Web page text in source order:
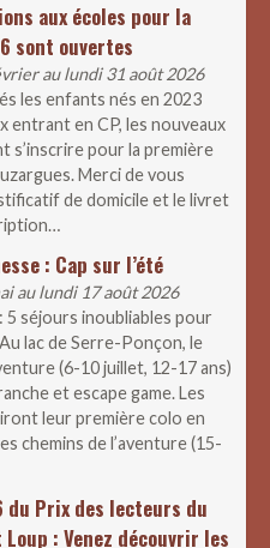
aux écoles pour la
sont ouvertes
au lundi 31 août 2026
les enfants nés en 2023
en CP, les nouveaux
s’inscrire pour la première
Merci de vous
de domicile et le livret
: Cap sur l’été
au lundi 17 août 2026
5 séjours inoubliables pour
lac de Serre-Ponçon, le
(6-10 juillet, 12-17 ans)
et escape game. Les
leur première colo en
chemins de l’aventure (15-
du Prix des lecteurs du
: Venez découvrir les